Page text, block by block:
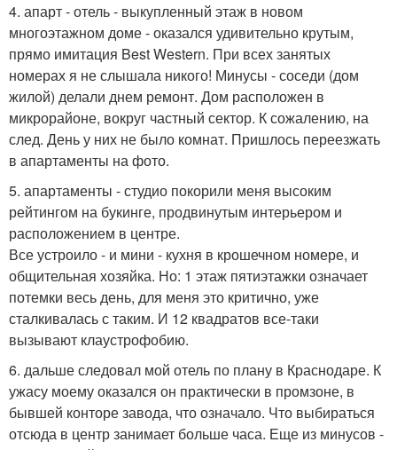
4. апарт - отель - выкупленный этаж в новом
многоэтажном доме - оказался удивительно крутым,
прямо имитация Best Western. При всех занятых
номерах я не слышала никого! Минусы - соседи (дом
жилой) делали днем ремонт. Дом расположен в
микрорайоне, вокруг частный сектор. К сожалению, на
след. День у них не было комнат. Пришлось переезжать
в апартаменты на фото.
5. апартаменты - студио покорили меня высоким
рейтингом на букинге, продвинутым интерьером и
расположением в центре.
Все устроило - и мини - кухня в крошечном номере, и
общительная хозяйка. Но: 1 этаж пятиэтажки означает
потемки весь день, для меня это критично, уже
сталкивалась с таким. И 12 квадратов все-таки
вызывают клаустрофобию.
6. дальше следовал мой отель по плану в Краснодаре. К
ужасу моему оказался он практически в промзоне, в
бывшей конторе завода, что означало. Что выбираться
отсюда в центр занимает больше часа. Еще из минусов -